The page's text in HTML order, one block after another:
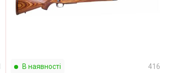
В наявності 416